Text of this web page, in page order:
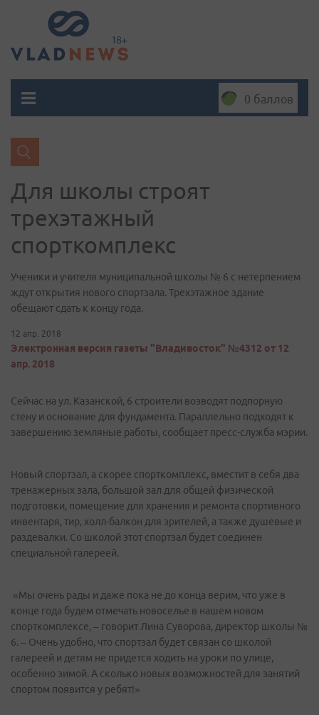
0 баллов
Для школы строят
трехэтажный
спорткомплекс
Ученики и учителя муниципальной школы № 6 с нетерпением
ждут открытия нового спортзала. Трехэтажное здание
обещают сдать к концу года.
12 апр. 2018
Электронная версия газеты "Владивосток" №4312 от 12
апр. 2018
Сейчас на ул. Казанской, 6 строители возводят подпорную
стену и основание для фундамента. Параллельно подходят к
завершению земляные работы, сообщает пресс-служба мэрии.
Новый спортзал, а скорее спорткомплекс, вместит в себя два
тренажерных зала, большой зал для общей физической
подготовки, помещение для хранения и ремонта спортивного
инвентаря, тир, холл-балкон для зрителей, а также душевые и
раздевалки. Со школой этот спортзал будет соединен
специальной галереей.
«Мы очень рады и даже пока не до конца верим, что уже в
конце года будем отмечать новоселье в нашем новом
спорткомплексе, – говорит Лина Суворова, директор школы №
6. – Очень удобно, что спортзал будет связан со школой
галереей и детям не придется ходить на уроки по улице,
особенно зимой. А сколько новых возможностей для занятий
спортом появится у ребят!»